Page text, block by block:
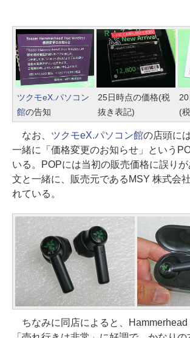
ツクモeX.パソコン
館の告知
25日時点の価格(税
抜き表記)
(
なお、 ツクモeX.パソコン館の店頭に
一緒に「価格変更のお知らせ」という
いる。POPには当初の販売価格に誤り
文と一緒に、販売元であるMSY 株式会
れている。
ちなみに同店によると、Hammerhead